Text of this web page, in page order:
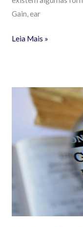
Gain, ear
Leia Mais »
Verbos
Auxiliares
Does.